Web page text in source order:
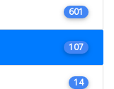
601
107
14